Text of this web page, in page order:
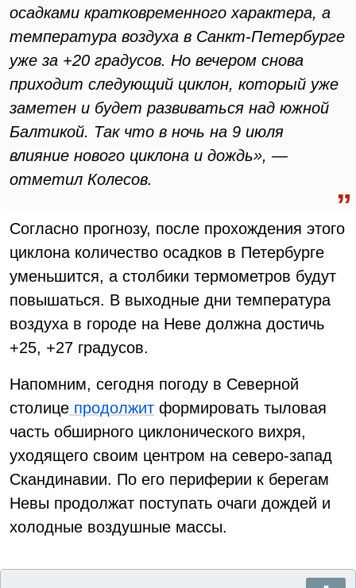
осадками кратковременного характера, а
температура воздуха в Санкт-Петербурге
уже за +20 градусов. Но вечером снова
приходит следующий циклон, который уже
заметен и будет развиваться над южной
Балтикой. Так что в ночь на 9 июля
влияние нового циклона и дождь», —
отметил Колесов.
Согласно прогнозу, после прохождения этого
циклона количество осадков в Петербурге
уменьшится, а столбики термометров будут
повышаться. В выходные дни температура
воздуха в городе на Неве должна достичь
+25, +27 градусов.
Напомним, сегодня погоду в Северной
столице продолжит формировать тыловая
часть обширного циклонического вихря,
уходящего своим центром на северо-запад
Скандинавии. По его периферии к берегам
Невы продолжат поступать очаги дождей и
холодные воздушные массы.